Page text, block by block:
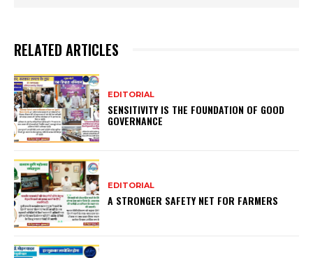
RELATED ARTICLES
EDITORIAL
SENSITIVITY IS THE FOUNDATION OF GOOD
GOVERNANCE
EDITORIAL
A STRONGER SAFETY NET FOR FARMERS